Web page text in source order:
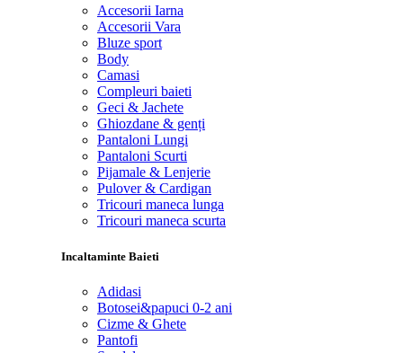
Accesorii Iarna
Accesorii Vara
Bluze sport
Body
Camasi
Compleuri baieti
Geci & Jachete
Ghiozdane & genți
Pantaloni Lungi
Pantaloni Scurti
Pijamale & Lenjerie
Pulover & Cardigan
Tricouri maneca lunga
Tricouri maneca scurta
Incaltaminte Baieti
Adidasi
Botosei&papuci 0-2 ani
Cizme & Ghete
Pantofi